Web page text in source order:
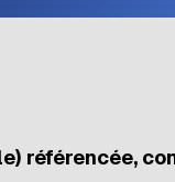
référencée,